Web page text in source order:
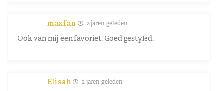
maxfan 2 jaren geleden
Ook van mij een favoriet. Goed gestyled.
Elisah 2 jaren geleden